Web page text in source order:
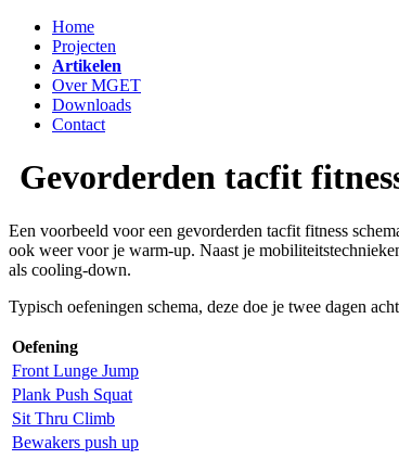
Home
Projecten
Artikelen
Over MGET
Downloads
Contact
Gevorderden tacfit
Een voorbeeld voor een gevorderden tacfit fitness
ook weer voor je warm-up. Naast je
als cooling-down.
Typisch oefeningen schema, deze doe je twee dagen
Oefening
Front Lunge Jump
Plank Push Squat
Sit Thru Climb
Bewakers push up